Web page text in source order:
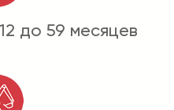
до 59 месяцев